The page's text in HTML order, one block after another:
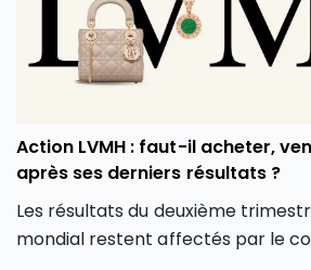
français est récompensé en
résultats du premier semestre
profiter et investir en Bourse
(SAF) ? L’action Safran fait-elle
actions PEA aujourd’hui ? Faut-il
meilleurs Compte-Titres
l’analyse de l’action Safran.
Action LVMH : faut-il acheter,
après ses derniers résultats ?
Les résultats du deuxième
mondial restent affectés par le